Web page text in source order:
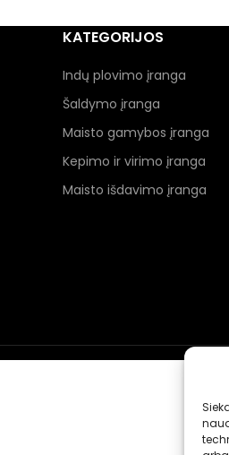
KATEGORIJOS
Indų plovimo įranga
Šaldymo įranga
Maisto gamybos įranga
Kepimo ir virimo įranga
Maisto išdavimo įranga